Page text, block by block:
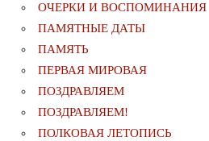
ОЧЕРКИ И ВОСПОМИНАНИЯ
ПАМЯТНЫЕ ДАТЫ
ПАМЯТЬ
ПЕРВАЯ МИРОВАЯ
ПОЗДРАВЛЯЕМ
ПОЗДРАВЛЯЕМ!
ПОЛКОВАЯ ЛЕТОПИСЬ